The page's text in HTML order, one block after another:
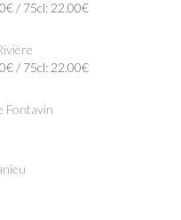
/ 75cl: 22.00€
/ 75cl: 22.00€
Fontavin